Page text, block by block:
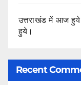
उत्तराखंड में आज हुये
हुये।
Recent